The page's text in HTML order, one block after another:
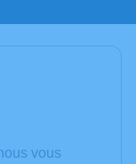
vous